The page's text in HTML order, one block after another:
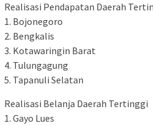
Realisasi Pendapatan Daerah
1. Bojonegoro
2. Bengkalis
3. Kotawaringin Barat
4. Tulungagung
5. Tapanuli Selatan
Realisasi Belanja Daerah Tertinggi
1. Gayo Lues